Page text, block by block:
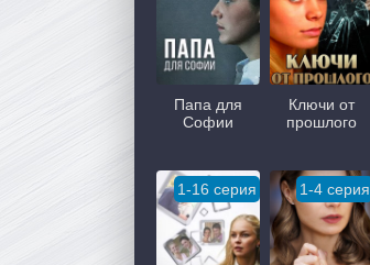
Папа для
Софии
Ключи от
прошлого
1-16 серия 1-4 серия